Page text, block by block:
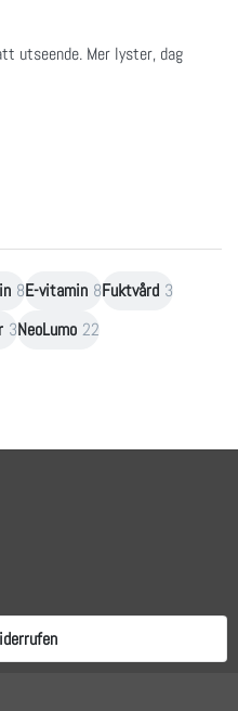
utseende. Mer lyster, dag
8E-vitamin 8Fuktvård 3
3NeoLumo 22